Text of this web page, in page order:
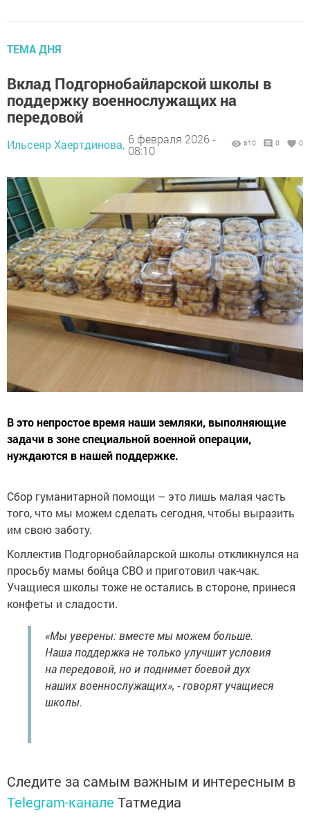
ТЕМА ДНЯ
Вклад Подгорнобайларской школы в
поддержку военнослужащих на
передовой
Ильсеяр Хаертдинова, 6 февраля 2026 -
08:10
610 0 0
В это непростое время наши земляки, выполняющие
задачи в зоне специальной военной операции,
нуждаются в нашей поддержке.
Сбор гуманитарной помощи – это лишь малая часть
того, что мы можем сделать сегодня, чтобы выразить
им свою заботу.
Коллектив Подгорнобайларской школы откликнулся на
просьбу мамы бойца СВО и приготовил чак-чак.
Учащиеся школы тоже не остались в стороне, принеся
конфеты и сладости.
«Мы уверены: вместе мы можем больше.
Наша поддержка не только улучшит условия
на передовой, но и поднимет боевой дух
наших военнослужащих», - говорят учащиеся
школы.
Следите за самым важным и интересным в
Telegram-канале Татмедиа